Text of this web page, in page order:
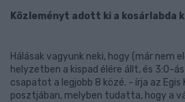
Közleményt adott ki a kosárlabda
Hálásak vagyunk neki, hogy (már nem
helyzetben a kispad élére állt, és 3:0-
csapatot a legjobb 8 közé. - írja az
posztjában, melyben tudatta, hogy a